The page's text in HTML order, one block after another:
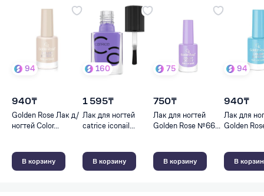
94
940₸
Golden Rose Лак д/
ногтей Color...
В корзину
160
1 595₸
Лак для ногтей
catrice iconail...
В корзину
75
750₸
Лак для ногтей
Golden Rose №66...
В корзину
94
940₸
Лак для
Golden
В